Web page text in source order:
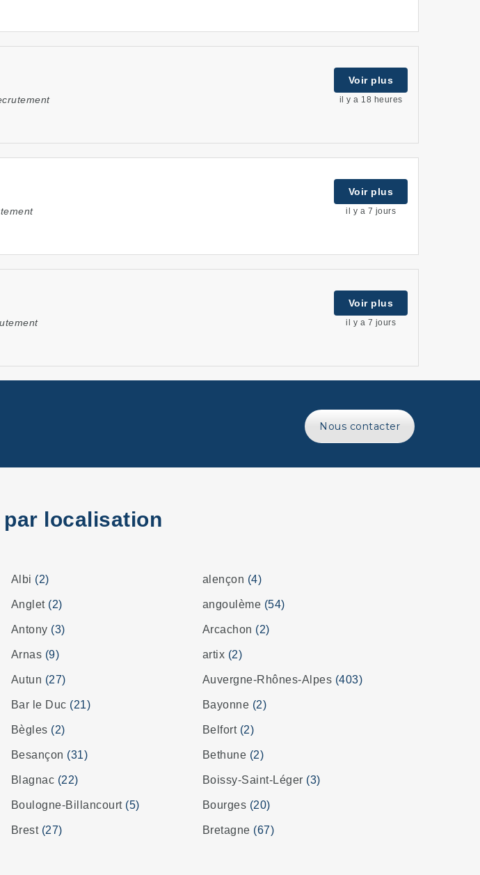
Voir plus
il y a 18 heures
Voir plus
il y a 7 jours
Voir plus
il y a 7 jours
Nous contacter
localisation
Albi (2) alençon (4)
Anglet (2) angoulème (54)
Antony (3) Arcachon (2)
Arnas (9) artix (2)
Autun (27) Auvergne-Rhônes-Alpes (403)
Bar le Duc (21) Bayonne (2)
Bègles (2) Belfort (2)
Besançon (31) Bethune (2)
Blagnac (22) Boissy-Saint-Léger (3)
Boulogne-Billancourt (5) Bourges (20)
Brest (27) Bretagne (67)